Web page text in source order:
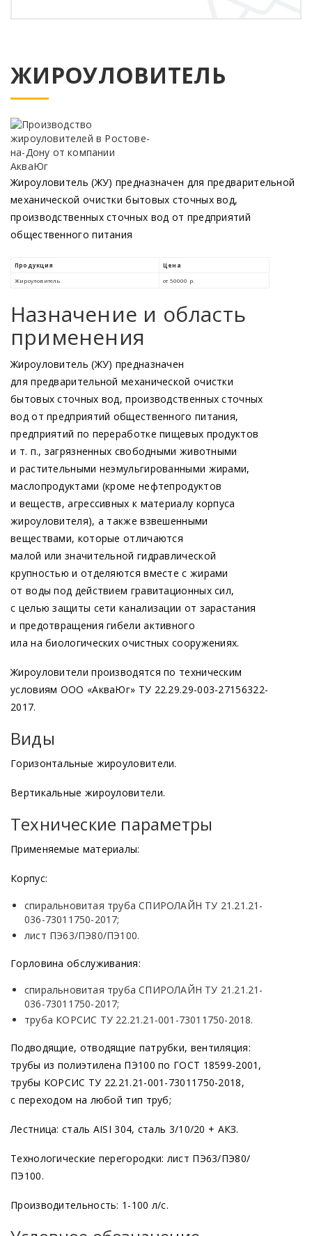
ЖИРОУЛОВИТЕЛЬ
Жироуловитель (ЖУ) предназначен для предварительной
механической очистки бытовых сточных вод,
производственных сточных вод от предприятий
общественного питания
Назначение и область
применения
Жироуловитель (ЖУ) предназначен
для предварительной механической очистки
бытовых сточных вод, производственных сточных
вод от предприятий общественного питания,
предприятий по переработке пищевых продуктов
и т. п., загрязненных свободными животными
и растительными неэмульгированными жирами,
маслопродуктами (кроме нефтепродуктов
и веществ, агрессивных к материалу корпуса
жироуловителя), а также взвешенными
веществами, которые отличаются
малой или значительной гидравлической
крупностью и отделяются вместе с жирами
от воды под действием гравитационных сил,
с целью защиты сети канализации от зарастания
и предотвращения гибели активного
ила на биологических очистных сооружениях.
Жироуловители производятся по техническим
условиям ООО «АкваЮг» ТУ 22.29.29-003-27156322-
2017.
Виды
Горизонтальные жироуловители.
Вертикальные жироуловители.
Технические параметры
Применяемые материалы:
Корпус:
спиральновитая труба СПИРОЛАЙН ТУ 21.21.21-
036-73011750-2017;
лист ПЭ63/ПЭ80/ПЭ100.
Горловина обслуживания:
спиральновитая труба СПИРОЛАЙН ТУ 21.21.21-
036-73011750-2017;
труба КОРСИС ТУ 22.21.21-001-73011750-2018.
Подводящие, отводящие патрубки, вентиляция:
трубы из полиэтилена ПЭ100 по ГОСТ 18599-2001,
трубы КОРСИС ТУ 22.21.21-001-73011750-2018,
с переходом на любой тип труб;
Лестница: сталь AISI 304, сталь 3/10/20 + АКЗ.
Технологические перегородки: лист ПЭ63/ПЭ80/
ПЭ100.
Производительность: 1-100 л/с.